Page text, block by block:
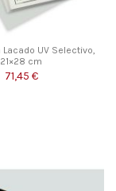
UV Selectivo,
21×28 cm
71,45 €